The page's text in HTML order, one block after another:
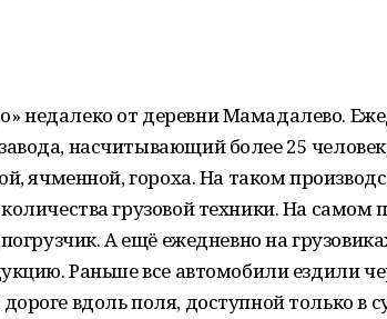
недалеко от деревни Мамадалево.
насчитывающий более 25
ячменной, гороха. На таком
грузовой техники. На самом
А ещё ежедневно на
Раньше все автомобили ездили
вдоль поля, доступной только в